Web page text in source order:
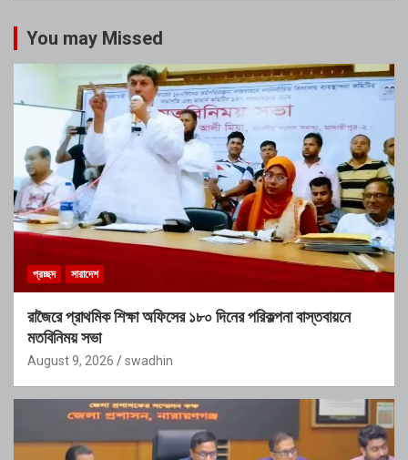
You may Missed
প্রচ্ছদ সারাদেশ
রাজৈরে প্রাথমিক শিক্ষা অফিসের ১৮০ দিনের পরিকল্পনা বাস্তবায়নে
মতবিনিময় সভা
August 9, 2026 swadhin